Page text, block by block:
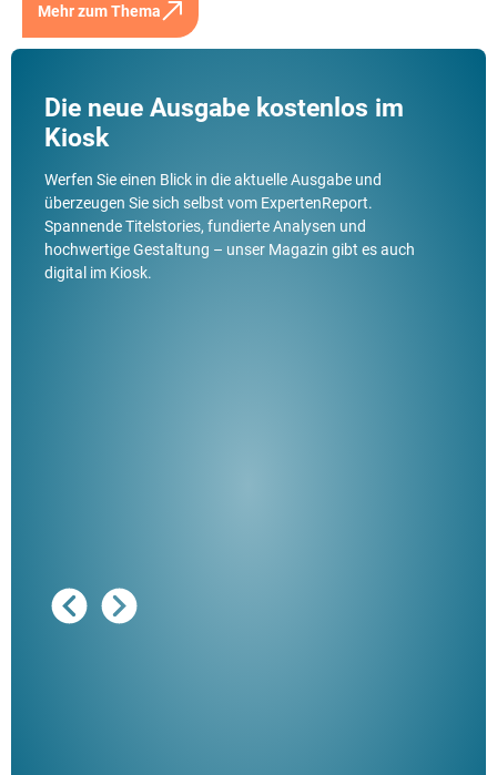
Mehr zum Thema
Die neue Ausgabe kostenlos im
Kiosk
Werfen Sie einen Blick in die aktuelle Ausgabe und
überzeugen Sie sich selbst vom ExpertenReport.
Spannende Titelstories, fundierte Analysen und
hochwertige Gestaltung – unser Magazin gibt es auch
digital im Kiosk.